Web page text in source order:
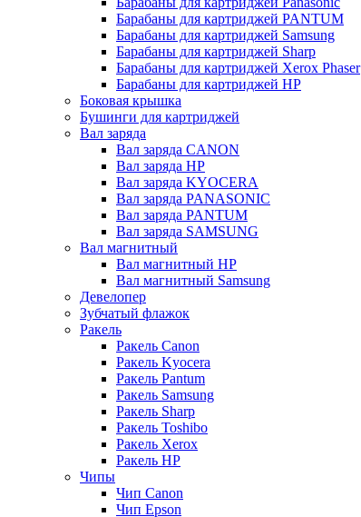
Барабаны для картриджей PANTUM
Барабаны для картриджей Samsung
Барабаны для картриджей Sharp
Барабаны для картриджей Xerox Phaser
Барабаны для картриджей НР
Боковая крышка
Бушинги для картриджей
Вал заряда
Вал заряда CANON
Вал заряда HP
Вал заряда KYOCERA
Вал заряда PANASONIC
Вал заряда PANTUM
Вал заряда SAMSUNG
Вал магнитный
Вал магнитный HP
Вал магнитный Samsung
Девелопер
Зубчатый флажок
Ракель
Ракель Canon
Ракель Kyocera
Ракель Pantum
Ракель Samsung
Ракель Sharp
Ракель Toshibo
Ракель Xerox
Ракель НР
Чипы
Чип Canon
Чип Epson